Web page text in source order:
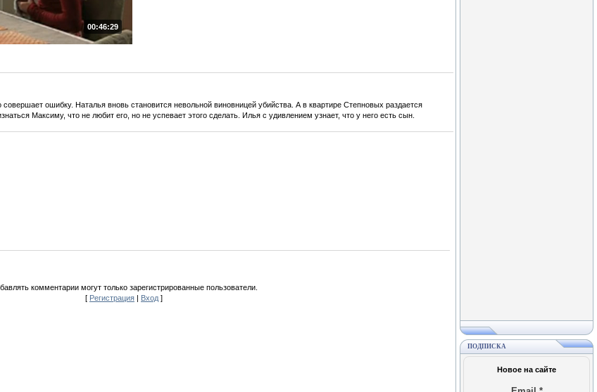
00:46:29
совершает ошибку. Наталья вновь становится невольной виновницей убийства. А в квартире Степновых раздается
Максиму, что не любит его, но не успевает этого сделать. Илья с удивлением узнает, что у него есть сын.
комментарии могут только зарегистрированные пользователи.
[ Регистрация | Вход ]
ПОДПИСКА
Новое на сайте